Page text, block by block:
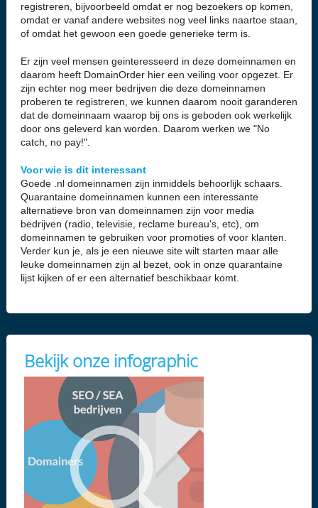
registreren, bijvoorbeeld omdat er nog bezoekers op komen,
omdat er vanaf andere websites nog veel links naartoe staan,
of omdat het gewoon een goede generieke term is.
Er zijn veel mensen geinteresseerd in deze domeinnamen en
daarom heeft DomainOrder hier een veiling voor opgezet. Er
zijn echter nog meer bedrijven die deze domeinnamen
proberen te registreren, we kunnen daarom nooit garanderen
dat de domeinnaam waarop bij ons is geboden ook werkelijk
door ons geleverd kan worden. Daarom werken we "No
catch, no pay!".
Voor wie is dit interessant
Goede .nl domeinnamen zijn inmiddels behoorlijk schaars.
Quarantaine domeinnamen kunnen een interessante
alternatieve bron van domeinnamen zijn voor media
bedrijven (radio, televisie, reclame bureau's, etc), om
domeinnamen te gebruiken voor promoties of voor klanten.
Verder kun je, als je een nieuwe site wilt starten maar alle
leuke domeinnamen zijn al bezet, ook in onze quarantaine
lijst kijken of er een alternatief beschikbaar komt.
Bekijk onze infographic